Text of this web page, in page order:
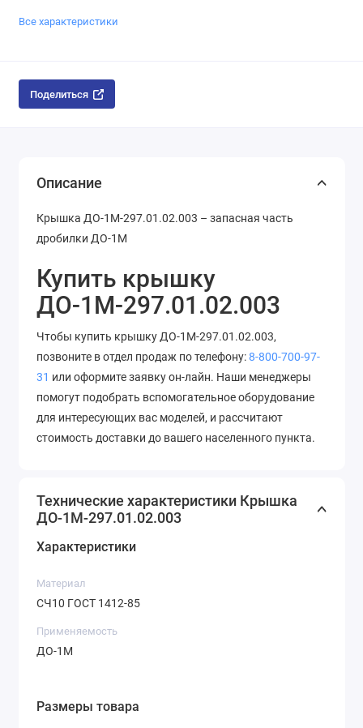
Все характеристики
Поделиться
Описание
Крышка ДО-1М-297.01.02.003 – запасная часть
дробилки ДО-1М
Купить крышку
ДО-1М-297.01.02.003
Чтобы купить крышку ДО-1М-297.01.02.003,
позвоните в отдел продаж по телефону:8-800-700-97-
31 или оформите заявку он-лайн. Наши менеджеры
помогут подобрать вспомогательное оборудование
для интересующих вас моделей, и рассчитают
стоимость доставки до вашего населенного пункта.
Технические характеристики Крышка
ДО-1М-297.01.02.003
Характеристики
Материал
СЧ10 ГОСТ 1412-85
Применяемость
ДО-1М
Размеры товара